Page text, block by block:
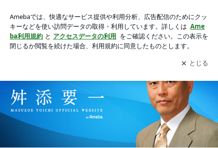
アプリをダウンロードして ブログの更新通知
を受け取りまし
ょう。
開く